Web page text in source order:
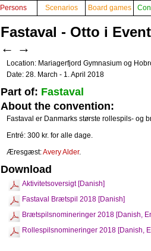
Persons Scenarios Board games
Fastaval - Otto i
← →
Location: Mariagerfjord Gymnasium og
Date: 28. March - 1. April 2018
Part of: Fastaval
About the convention:
Fastaval er Danmarks største rollespils- og
Entré: 300 kr. for alle dage.
Æresgæst:Avery Alder.
Download
Aktivitetsoversigt [Danish]
Fastaval Brætspil 2018 [Danish]
Brætspilsnomineringer 2018 [Danish,
Rollespilsnomineringer 2018 [Danish,